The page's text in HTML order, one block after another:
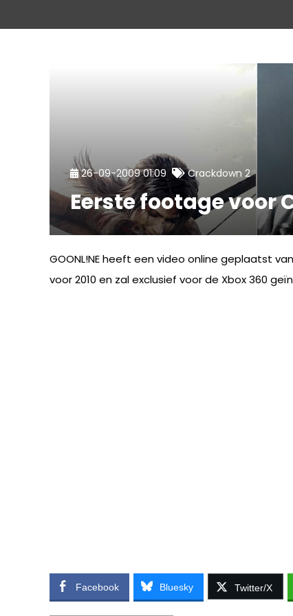
26-09-2009 01:09 Crackdown 2
Eerste footage voor
GOONL!NE heeft een video online geplaatst
voor 2010 en zal exclusief voor de Xbox 360
Facebook Bluesky Twitter/X